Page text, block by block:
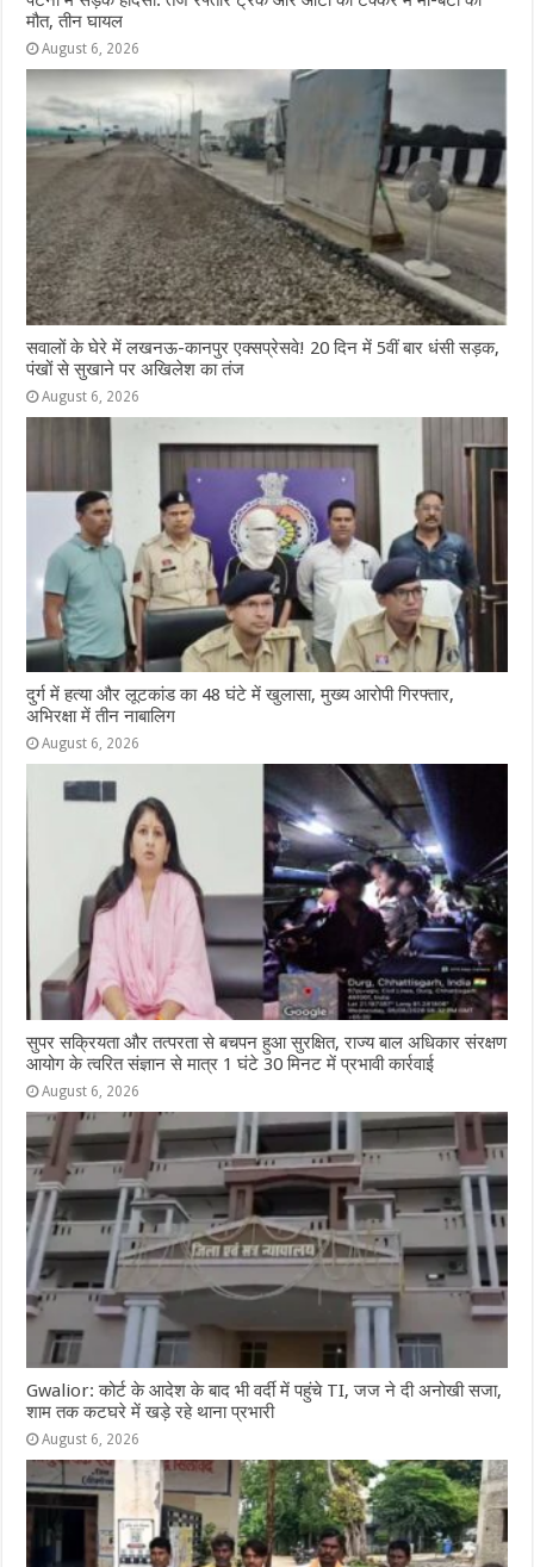
मौत, तीन घायल
August 6, 2026
सवालों के घेरे में लखनऊ-कानपुर एक्सप्रेसवे! 20 दिन में 5वीं बार धंसी सड़क,
पंखों से सुखाने पर अखिलेश का तंज
August 6, 2026
दुर्ग में हत्या और लूटकांड का 48 घंटे में खुलासा, मुख्य आरोपी गिरफ्तार,
अभिरक्षा में तीन नाबालिग
August 6, 2026
सुपर सक्रियता और तत्परता से बचपन हुआ सुरक्षित, राज्य बाल अधिकार संरक्षण
आयोग के त्वरित संज्ञान से मात्र 1 घंटे 30 मिनट में प्रभावी कार्रवाई
August 6, 2026
Gwalior: कोर्ट के आदेश के बाद भी वर्दी में पहुंचे TI, जज ने दी अनोखी सजा,
शाम तक कटघरे में खड़े रहे थाना प्रभारी
August 6, 2026